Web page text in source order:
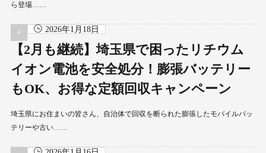
ら登場……
2026年1月18日
【2月も継続】埼玉県で困ったリチウム
イオン電池を安全処分！膨張バッテリー
もOK、お得な定額回収キャンペーン
埼玉県にお住まいの皆さん、自治体で回収を断られた膨張したモバイルバッ
テリーや古い……